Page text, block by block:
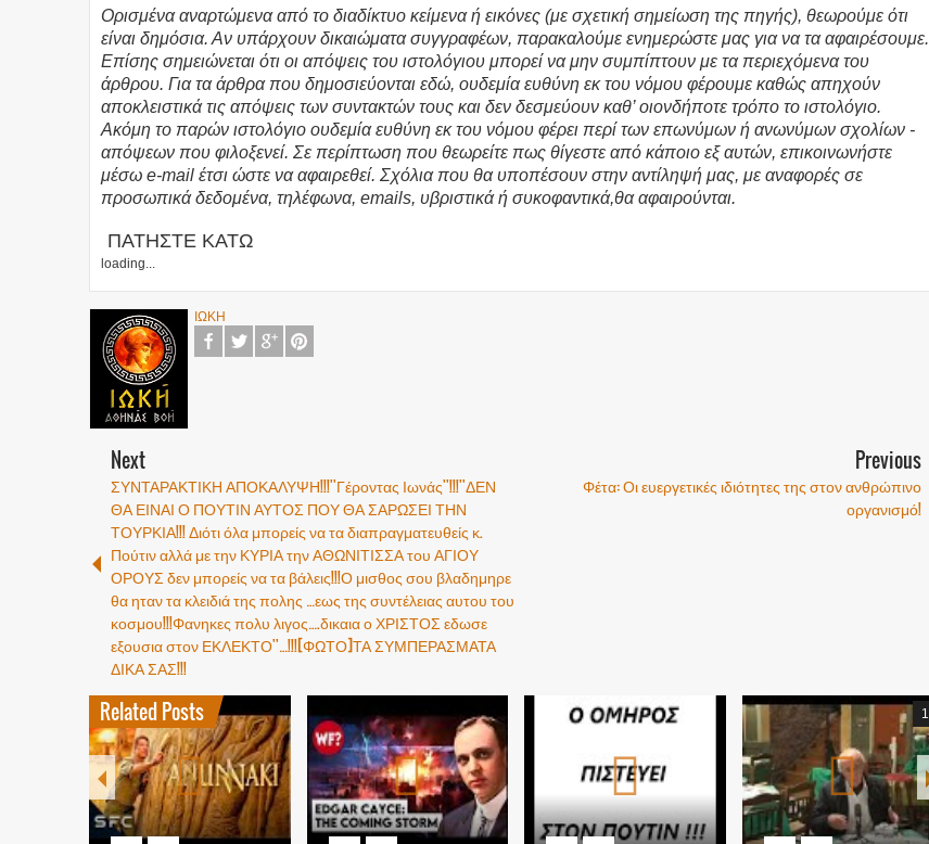
Ορισμένα αναρτώμενα από το διαδίκτυο κείμενα ή εικόνες (με σχετική σημείωση της πηγής), θεωρούμε ότι
είναι δημόσια. Αν υπάρχουν δικαιώματα συγγραφέων, παρακαλούμε ενημερώστε μας για να τα αφαιρέσουμε.
Επίσης σημειώνεται ότι οι απόψεις του ιστολόγιου μπορεί να μην συμπίπτουν με τα περιεχόμενα του
άρθρου. Για τα άρθρα που δημοσιεύονται εδώ, ουδεμία ευθύνη εκ του νόμου φέρουμε καθώς απηχούν
αποκλειστικά τις απόψεις των συντακτών τους και δεν δεσμεύουν καθ’ οιονδήποτε τρόπο το ιστολόγιο.
Ακόμη το παρών ιστολόγιο ουδεμία ευθύνη εκ του νόμου φέρει περί των επωνύμων ή ανωνύμων σχολίων -
απόψεων που φιλοξενεί. Σε περίπτωση που θεωρείτε πως θίγεστε από κάποιο εξ αυτών, επικοινωνήστε
μέσω e-mail έτσι ώστε να αφαιρεθεί. Σχόλια που θα υποπέσουν στην αντίληψή μας, με αναφορές σε
προσωπικά δεδομένα, τηλέφωνα, emails, υβριστικά ή συκοφαντικά,θα αφαιρούνται.
ΠΑΤΗΣΤΕ ΚΑΤΩ
loading...
ΙΩΚΗ
Next
ΣΥΝΤΑΡΑΚΤΙΚΗ ΑΠΟΚΑΛΥΨΗ!!!''Γέροντας Ιωνάς''!!!''ΔΕΝ
ΘΑ ΕΙΝΑΙ Ο ΠΟΥΤΙΝ ΑΥΤΟΣ ΠΟΥ ΘΑ ΣΑΡΩΣΕΙ ΤΗΝ
ΤΟΥΡΚΙΑ!!! Διότι όλα μπορείς να τα διαπραγματευθείς κ.
Πούτιν αλλά με την ΚΥΡΙΑ την ΑΘΩΝΙΤΙΣΣΑ του ΑΓΙΟΥ
ΟΡΟΥΣ δεν μπορείς να τα βάλεις!!!Ο μισθος σου βλαδημηρε
θα ηταν τα κλειδιά της πολης …εως της συντέλειας αυτου του
κοσμου!!!Φανηκες πολυ λιγος….δικαια ο ΧΡΙΣΤΟΣ εδωσε
εξουσια στον ΕΚΛΕΚΤΟ''…!!![ΦΩΤΟ]ΤΑ ΣΥΜΠΕΡΑΣΜΑΤΑ
ΔΙΚΑ ΣΑΣ!!!
Previous
Φέτα: Οι ευεργετικές ιδιότητες της στον ανθρώπινο
οργανισμό!
Related Posts 1